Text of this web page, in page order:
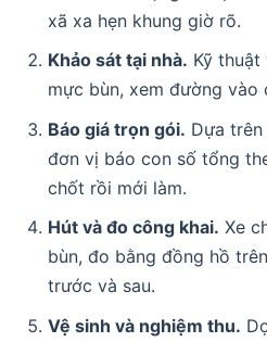
xã xa hẹn khung giờ rõ.
Khảo sát tại nhà. Kỹ
mực bùn, xem đường vào
Báo giá trọn gói. Dựa
đơn vị báo con số tổng
chốt rồi mới làm.
Hút và đo công khai. Xe
bùn, đo bằng đồng hồ
trước và sau.
Vệ sinh và nghiệm thu.